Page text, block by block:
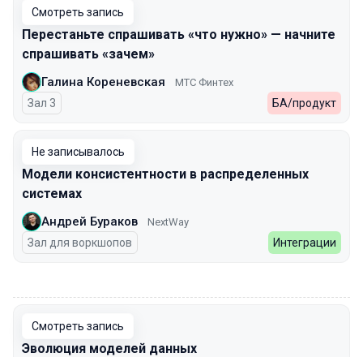
Смотреть запись
Перестаньте спрашивать «что нужно» — начните
спрашивать «зачем»
Галина Кореневская МТС Финтех
Зал 3 БА/продукт
Не записывалось
Модели консистентности в распределенных
системах
Андрей Бураков NextWay
Зал для воркшопов Интеграции
Смотреть запись
Эволюция моделей данных